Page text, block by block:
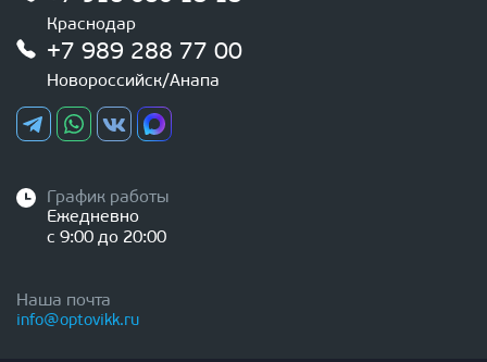
Краснодар
+7 989 288 77 00
Новороссийск/Анапа
График работы
Ежедневно
с 9:00 до 20:00
Наша почта
info@optovikk.ru